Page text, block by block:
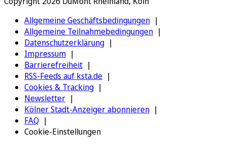
Allgemeine Geschäftsbedingungen
Allgemeine Teilnahmebedingungen
Datenschutzerklärung
Impressum
Barrierefreiheit
RSS-Feeds auf ksta.de
Cookies & Tracking
Newsletter
Kölner Stadt-Anzeiger abonnieren
FAQ
Cookie-Einstellungen